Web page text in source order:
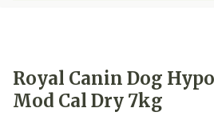
Royal Canin Dog
Mod Cal Dry 7kg